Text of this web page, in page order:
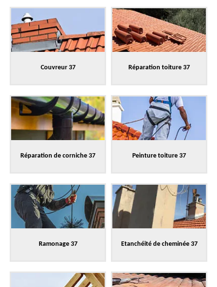
Couvreur 37 Réparation toiture 37
Réparation de corniche 37 Peinture toiture 37
Ramonage 37 Etanchéité de cheminée 37